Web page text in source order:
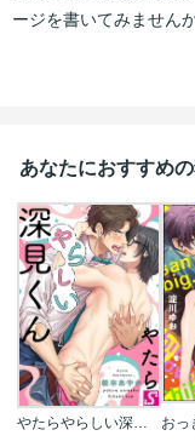
ージを書いてみません
あなたにおすすめ